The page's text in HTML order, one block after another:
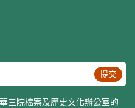
提交
三院檔案及歷史文化辦公室的